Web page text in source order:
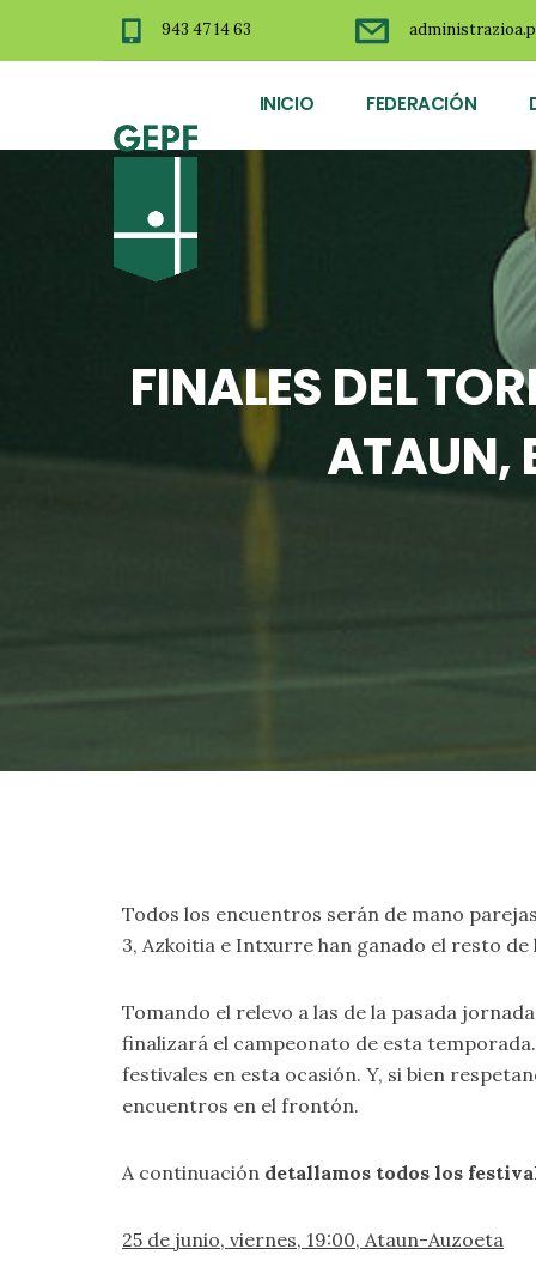
943 47 14 63
INICIO FEDERACIÓN
FINALES DEL
ATAUN,
Todos los encuentros serán de mano
3, Azkoitia e Intxurre han ganado el resto de
Tomando el relevo a las de la pasada
finalizará el campeonato de esta
festivales en esta ocasión. Y, si bien
encuentros en el frontón.
A continuación detallamos todos los
25 de junio, viernes, 19:00, Ataun-Auzoeta